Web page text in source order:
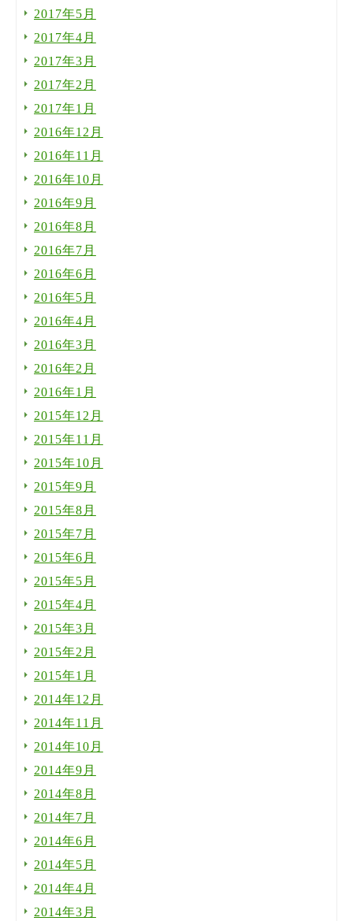
2017年5月
2017年4月
2017年3月
2017年2月
2017年1月
2016年12月
2016年11月
2016年10月
2016年9月
2016年8月
2016年7月
2016年6月
2016年5月
2016年4月
2016年3月
2016年2月
2016年1月
2015年12月
2015年11月
2015年10月
2015年9月
2015年8月
2015年7月
2015年6月
2015年5月
2015年4月
2015年3月
2015年2月
2015年1月
2014年12月
2014年11月
2014年10月
2014年9月
2014年8月
2014年7月
2014年6月
2014年5月
2014年4月
2014年3月